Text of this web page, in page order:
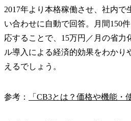
2017年より本格稼働させ、社内で
い合わせに自動で回答。月間150
応することで、15万円／月の省力
ル導入による経済的効果をわかり
えるでしょう。
参考： 「CB3とは？価格や機能・